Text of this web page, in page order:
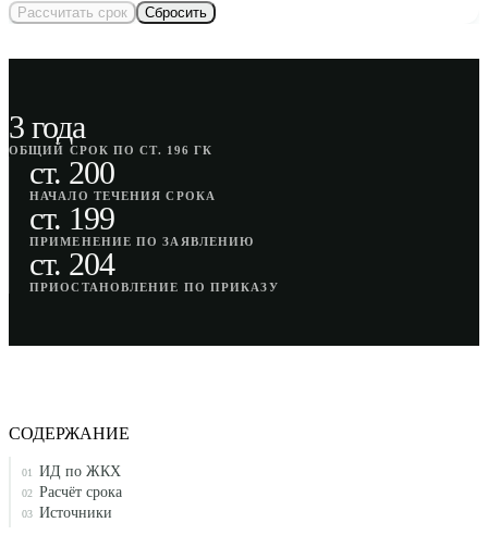
Рассчитать срок Сбросить
3 года
ОБЩИЙ СРОК ПО СТ. 196 ГК
ст. 200
НАЧАЛО ТЕЧЕНИЯ СРОКА
ст. 199
ПРИМЕНЕНИЕ ПО ЗАЯВЛЕНИЮ
ст. 204
ПРИОСТАНОВЛЕНИЕ ПО ПРИКАЗУ
СОДЕРЖАНИЕ
01 ИД по ЖКХ
02 Расчёт срока
03 Источники